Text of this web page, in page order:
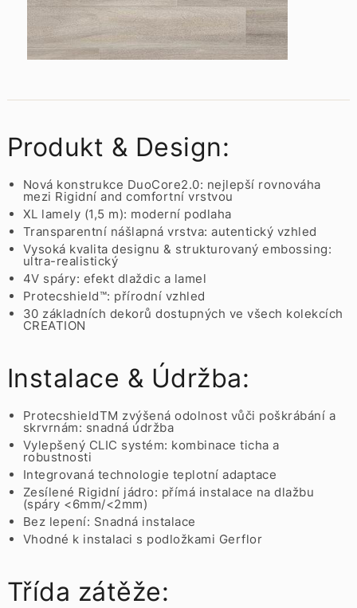
Produkt & Design:
Nová konstrukce DuoCore2.0: nejlepší rovnováha
mezi Rigidní and comfortní vrstvou
XL lamely (1,5 m): moderní podlaha
Transparentní nášlapná vrstva: autentický vzhled
Vysoká kvalita designu & strukturovaný embossing:
ultra-realistický
4V spáry: efekt dlaždic a lamel
Protecshield™: přírodní vzhled
30 základních dekorů dostupných ve všech kolekcích
CREATION
Instalace & Údržba:
ProtecshieldTM zvýšená odolnost vůči poškrábání a
skrvrnám: snadná údržba
Vylepšený CLIC systém: kombinace ticha a
robustnosti
Integrovaná technologie teplotní adaptace
Zesílené Rigidní jádro: přímá instalace na dlažbu
(spáry <6mm/<2mm)
Bez lepení: Snadná instalace
Vhodné k instalaci s podložkami Gerflor
Třída zátěže: